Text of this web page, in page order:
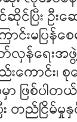
ပြီး ဦးဆ
ာင်းမပြ
န်ရေးအဖွဲ့
ောင်း၊ စု
ာ ဖြစ်ပါ
ည်ငြိမ်မှုနှ